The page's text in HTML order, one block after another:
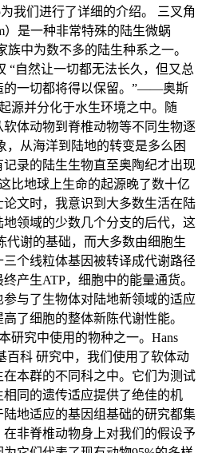
我们进行了详细的介绍。 三叉角
）是一种非常特殊的陆生微蜗
中为数不多的陆生种系之一。
“自然让一切都无法长久，但又总
的一切都将得以保留。”——奥斯
源并分化于水生环境之中。随
体动物到脊椎动物等不同生物逐
，从海洋到陆地的转变是多么困
录的陆生生物直至奥陶纪才出现
比地球上生命的起源晚了数十亿
文时，我意识到大多数生活在陆
领域的少数几个分支的后代，这
代谢的基础，而大多数由细胞生
个线粒体基因被转译成代谢路径
产生ATP，细胞中的能量通货。
与了生物体对陆地新领域的适应
了细胞的整体新陈代谢性能。
研究中使用的物种之一。Hans
百科 研究中，我们使用了软体动
本群的不同科之中。它们为测试
同的遗传适应提供了绝佳的机
地适应的基因组基础的研究都集
非脊椎动物身上对我们的假设予